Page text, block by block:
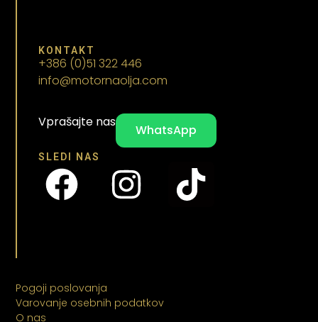
KONTAKT
+386 (0)51 322 446
info@motornaolja.com
Vprašajte nas
WhatsApp
SLEDI NAS
Pogoji poslovanja
Varovanje osebnih podatkov
O nas